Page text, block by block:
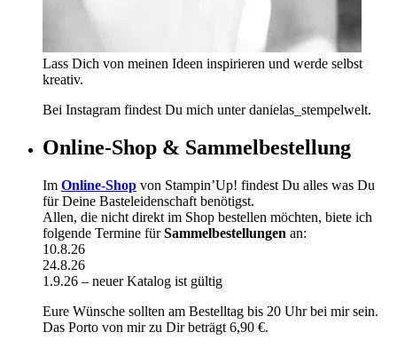
Lass Dich von meinen Ideen inspirieren und werde selbst
kreativ.
Bei Instagram findest Du mich unter danielas_stempelwelt.
Online-Shop & Sammelbestellung
Im Online-Shop von Stampin’Up! findest Du alles was Du
für Deine Basteleidenschaft benötigst.
Allen, die nicht direkt im Shop bestellen möchten, biete ich
folgende Termine fürSammelbestellungen an:
10.8.26
24.8.26
1.9.26 – neuer Katalog ist gültig
Eure Wünsche sollten am Bestelltag bis 20 Uhr bei mir sein.
Das Porto von mir zu Dir beträgt 6,90 €.